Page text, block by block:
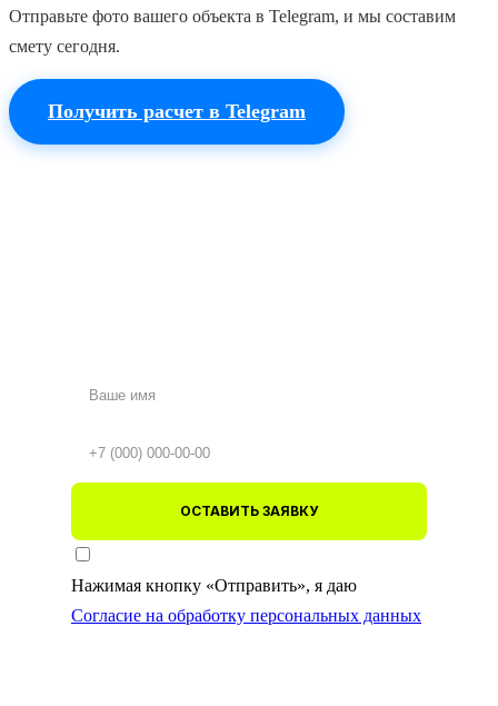
Отправьте фото вашего объекта в Telegram, и мы составим
смету сегодня.
Получить расчет в Telegram
ОСТАВИТЬ ЗАЯВКУ
Нажимая кнопку «Отправить», я даю
Согласие на обработку персональных данных